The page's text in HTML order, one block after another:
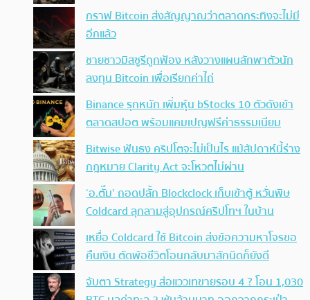
กราฟ Bitcoin ส่งสัญญาณว่าตลาดกระทิงจะไม่มี
อีกแล้ว
ชายชาวมิสซูรีถูกฟ้อง หลังวางแผนลักพาตัวนัก
ลงทุน Bitcoin เพื่อเรียกค่าไถ่
Binance รุกหนัก เพิ่มหุ้น bStocks 10 ตัวดังเข้า
ตลาดสปอต พร้อมแคมเปญฟรีค่าธรรมเนียม
Bitwise ฟันธง คริปโตจะไม่เป็นไร แม้สัปดาห์นี้ร่าง
กฎหมาย Clarity Act จะโหวตไม่ผ่าน
‘อ.ตั๊ม’ ถอดปลั้ก Blockclock เก็บเข้าตู้ หวั่นพิษ
Coldcard ลุกลามสู่อุปกรณ์คริปโทฯ ในบ้าน
เหยื่อ Coldcard ใช้ Bitcoin ส่งข้อความหาโจรขอ
คืนเงิน ตัดพ้อชีวิตโอนกลับมาสักนิดก็ยังดี
จับตา Strategy ส่อแววเทขายรอบ 4 ? โอน 1,030